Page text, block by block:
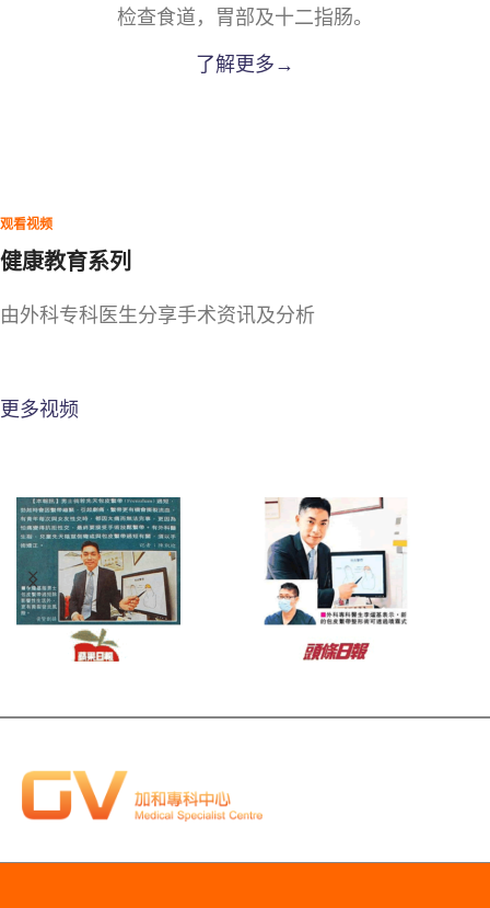
检查食道，胃部及十二指肠。
了解更多→
观看视频
健康教育系列
由外科专科医生分享手术资讯及分析
更多视频